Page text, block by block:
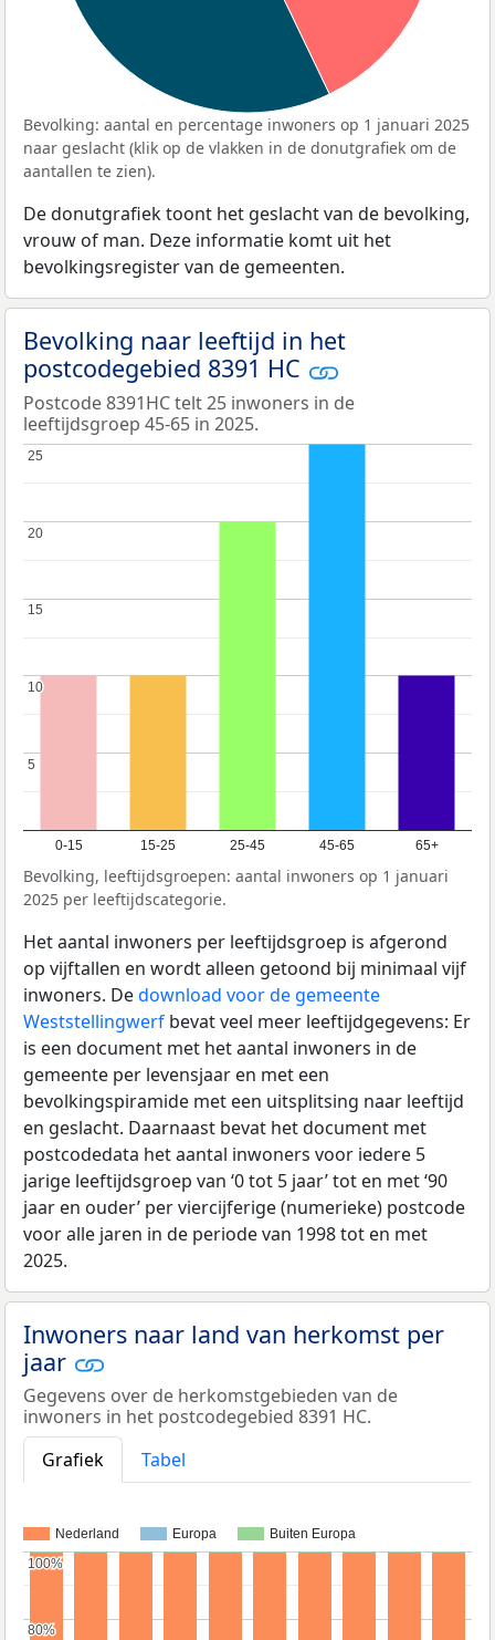
Bevolking: aantal en percentage inwoners op 1 januari 2025
naar geslacht (klik op de vlakken in de donutgrafiek om de
aantallen te zien).
De donutgrafiek toont het geslacht van de bevolking,
vrouw of man. Deze informatie komt uit het
bevolkingsregister van de gemeenten.
Bevolking naar leeftijd in het
postcodegebied 8391 HC
Postcode 8391HC telt 25 inwoners in de
leeftijdsgroep 45-65 in 2025.
0-15 15-25 25-45 45-65 65+
5
5
10
10
15
15
20
20
25
25
Bevolking, leeftijdsgroepen: aantal inwoners op 1 januari
2025 per leeftijdscategorie.
Het aantal inwoners per leeftijdsgroep is afgerond
op vijftallen en wordt alleen getoond bij minimaal vijf
inwoners. Dedownload voor de gemeente
Weststellingwerf bevat veel meer leeftijdgegevens: Er
is een document met het aantal inwoners in de
gemeente per levensjaar en met een
bevolkingspiramide met een uitsplitsing naar leeftijd
en geslacht. Daarnaast bevat het document met
postcodedata het aantal inwoners voor iedere 5
jarige leeftijdsgroep van ‘0 tot 5 jaar’ tot en met ‘90
jaar en ouder’ per viercijferige (numerieke) postcode
voor alle jaren in de periode van 1998 tot en met
2025.
Inwoners naar land van herkomst per
jaar
Gegevens over de herkomstgebieden van de
inwoners in het postcodegebied 8391 HC.
Grafiek
Tabel
Nederland Europa Buiten Europa
80%
80%
100%
100%